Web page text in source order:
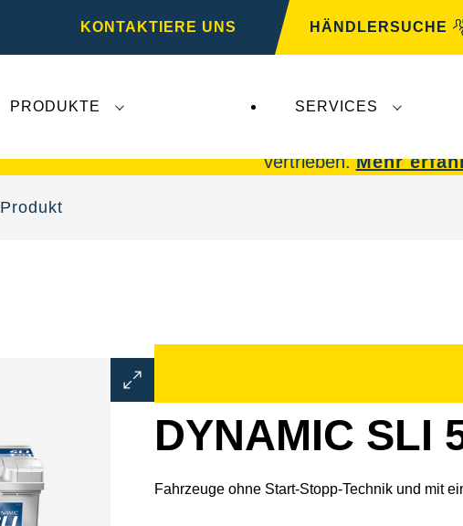
KONTAKTIERE UNS HÄNDLERSUCHE
PRODUKTE SERVICES
vertrieben.Mehr
Produkt
Bilddialog
öffnen
DYNAMIC SLI
Fahrzeuge ohne Start-Stopp-Technik und mit